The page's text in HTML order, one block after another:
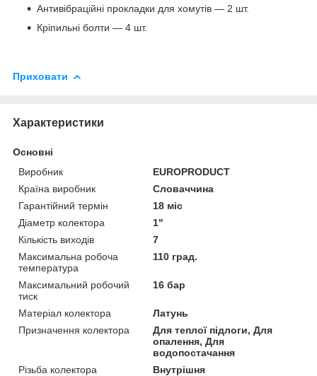
Антивібраційні прокладки для хомутів — 2 шт.
Кріпильні болти — 4 шт.
Приховати
Характеристики
Основні
Виробник
EUROPRODUCT
Країна виробник
Словаччина
Гарантійний термін
18 міс
Діаметр колектора
1"
Кількість виходів
7
Максимальна робоча
температура
110 град.
Максимальний робочий
тиск
16 бар
Матеріал колектора
Латунь
Призначення колектора
Для теплої підлоги, Для
опалення, Для
водопостачання
Різьба колектора
Внутрішня